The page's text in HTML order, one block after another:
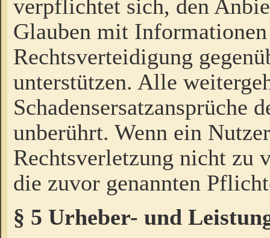
verpflichtet sich, den
Glauben mit
Rechtsverteidigung
unterstützen. Alle
Schadensersatzansprüche
unberührt. Wenn ein
Rechtsverletzung nicht zu
die zuvor genannten
§ 5 Urheber- und